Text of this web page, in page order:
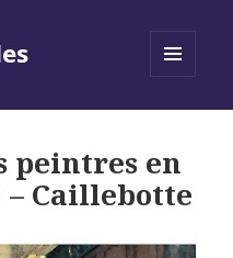
peintres en
Caillebotte